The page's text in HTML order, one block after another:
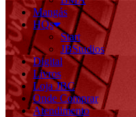
Mangás
HQs
Start
JBStudios
Digital
Livros
Loja JBC
Onde Comprar
Atendimento